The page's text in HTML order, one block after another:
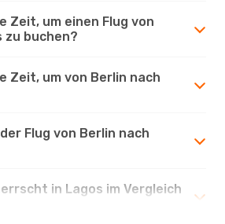
Zeit, um einen Flug von
zu buchen?
Zeit, um von Berlin nach
Flug von Berlin nach
in Lagos im Vergleich